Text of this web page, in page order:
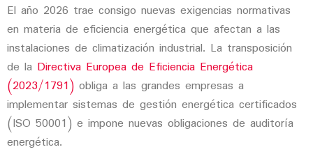
El año 2026 trae consigo nuevas exigencias normativas
en materia de eficiencia energética que afectan a las
instalaciones de climatización industrial. La transposición
de la Directiva Europea de Eficiencia Energética
(2023/1791) obliga a las grandes empresas a
implementar sistemas de gestión energética certificados
(ISO 50001) e impone nuevas obligaciones de auditoría
energética.